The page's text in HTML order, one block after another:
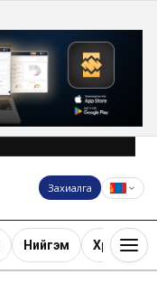
Захиалга
Нийгэм Хөрөнгө